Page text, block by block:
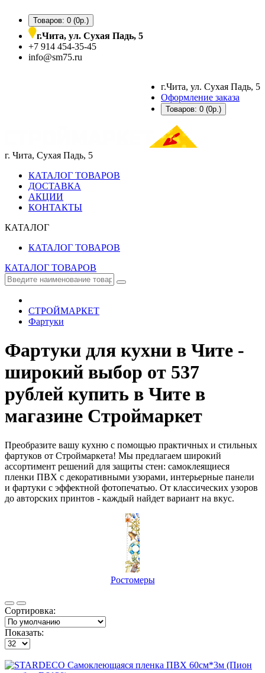
Товаров: 0 (0р.)
г.Чита, ул. Сухая Падь, 5
+7 914 454-35-45
info@sm75.ru
г.Чита, ул. Сухая Падь, 5
Оформление заказа
Товаров: 0 (0р.)
г. Чита, Сухая Падь, 5
КАТАЛОГ ТОВАРОВ
ДОСТАВКА
АКЦИИ
КОНТАКТЫ
КАТАЛОГ
КАТАЛОГ ТОВАРОВ
КАТАЛОГ ТОВАРОВ
СТРОЙМАРКЕТ
Фартуки
Фартуки для кухни в Чите -
широкий выбор от 537
рублей купить в Чите в
магазине Строймаркет
Преобразите вашу кухню с помощью практичных и стильных
фартуков от Строймаркета! Мы предлагаем широкий
ассортимент решений для защиты стен: самоклеящиеся
пленки ПВХ с декоративными узорами, интерьерные панели
и фартуки с эффектной фотопечатью. От классических узоров
до авторских принтов - каждый найдет вариант на вкус.
Ростомеры
Сортировка:
Показать: